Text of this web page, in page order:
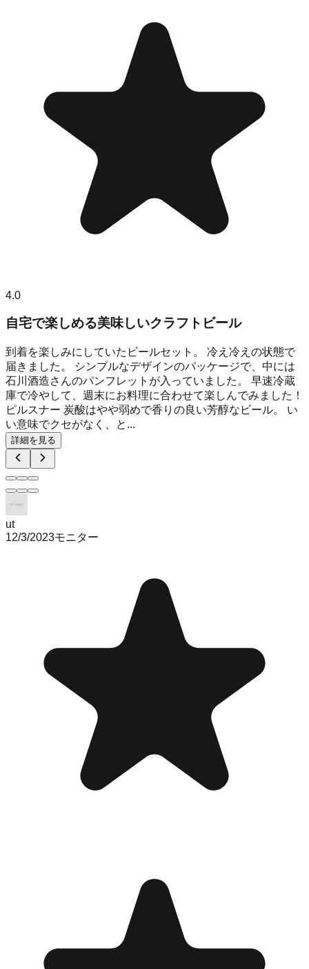
4.0
自宅で楽しめる美味しいクラフトビール
到着を楽しみにしていたビールセット。 冷え冷えの状態で
届きました。 シンプルなデザインのパッケージで、中には
石川酒造さんのパンフレットが入っていました。 早速冷蔵
庫で冷やして、週末にお料理に合わせて楽しんでみました！
ピルスナー 炭酸はやや弱めで香りの良い芳醇なビール。 い
い意味でクセがなく、と...
詳細を見る
ut
12/3/2023モニター